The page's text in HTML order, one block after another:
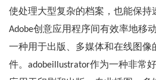
使处理大型复杂的档案，也能保持
Adobe创意应用程序间有效率地移
一种用于出版、多媒体和在线图像
件。adobeillustrator作为一种非常